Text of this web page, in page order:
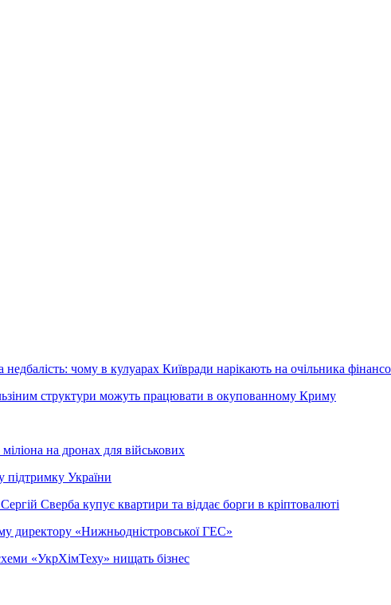
чому в кулуарах Київради нарікають на очільника
структури можуть працювати в окупованному Криму
на дронах для військових
України
Сверба купує квартири та віддає борги в кріптовалюті
директору «Нижньодністровської ГЕС»
«УкрХімТеху» нищать бізнес